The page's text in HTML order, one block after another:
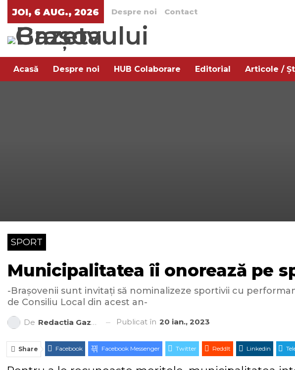
JOI, 6 AUG., 2026 Despre noi Contact
Acasă Despre noi HUB Colaborare Editorial Articole /
SPORT
Municipalitatea îi onorează pe
-Brașovenii sunt invitați să nominalizeze sportivii cu
de Consiliu Local din acest an-
De Redactia Gazeta Brașovului Publicat în 20 ian., 2023
Share Facebook Facebook Messenger Twitter ReddIt Linkedin